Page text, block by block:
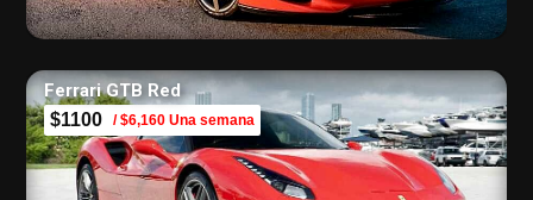
Ferrari GTB Red
$1100 / $6,160 Una semana